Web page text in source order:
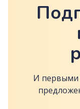
И первыми